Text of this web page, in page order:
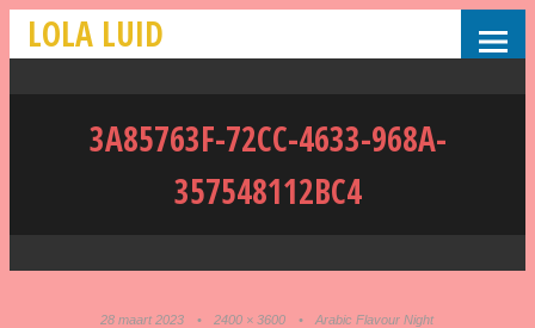
LOLA LUID
3A85763F-72CC-4633-968A-
357548112BC4
28 maart 2023 • 2400 × 3600 • Arabic Flavour Night